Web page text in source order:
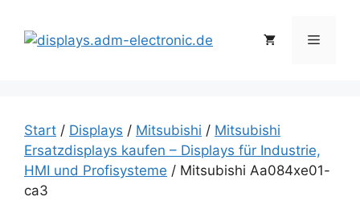
Inhalt
springen
Menü
Start / Displays / Mitsubishi / Mitsubishi
Ersatzdisplays kaufen – Displays für Industrie,
HMI und Profisysteme / Mitsubishi Aa084xe01-
ca3